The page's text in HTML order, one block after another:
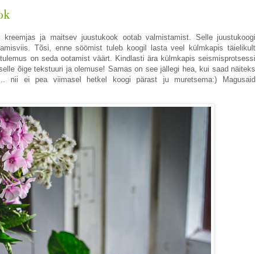
ja maitsev juustukook ootab valmistamist. Selle juustukoogi
Tõsi, enne söömist tuleb koogil lasta veel külmkapis täielikult
on seda ootamist väärt. Kindlasti ära külmkapis seismisprotsessi
õige tekstuuri ja olemuse! Samas on see jällegi hea, kui saad näiteks
nii ei pea viimasel hetkel koogi pärast ju muretsema:) Magusaid